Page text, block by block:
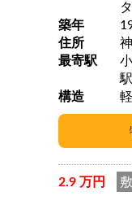
築年
住所
最寄駅
構造
2.9 万円 敷